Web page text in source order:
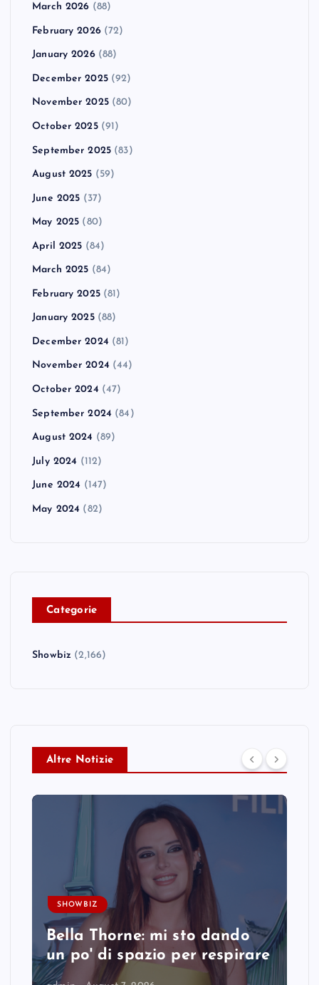
March 2026 (88)
February 2026(72)
January 2026(88)
December 2025(92)
November 2025(80)
October 2025(91)
September 2025 (83)
August 2025 (59)
June 2025 (37)
May 2025 (80)
April 2025 (84)
March 2025 (84)
February 2025(81)
January 2025(88)
December 2024 (81)
November 2024 (44)
October 2024 (47)
September 2024 (84)
August 2024 (89)
July 2024 (112)
June 2024 (147)
May 2024 (82)
Categorie
Showbiz (2,166)
Altre Notizie
SHOWBIZ
Bella Thorne: mi sto dando
un po' di spazio per respirare